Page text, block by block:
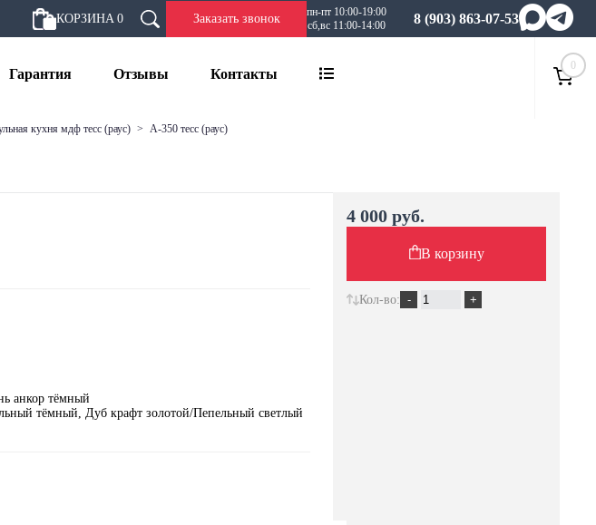
КОРЗИНА 0 Заказать звонок
пн-пт 10:00-19:00
сб,вс 11:00-14:00
8 (903) 863-07-53
Гарантия Отзывы Контакты
0
кухня мдф тесс (раус) > а-350 тесс (раус)
анкор тёмный
тёмный, Дуб крафт золотой/Пепельный светлый
4 000 руб.
В корзину
Кол-во: